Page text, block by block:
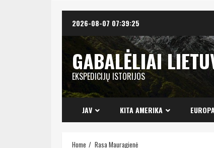
content
2026-08-07 07:39:26
GABALĖLIAI
EKSPEDICIJŲ ISTORIJOS
JAV KITA AMERIKA
Home Rasa Mauragienė